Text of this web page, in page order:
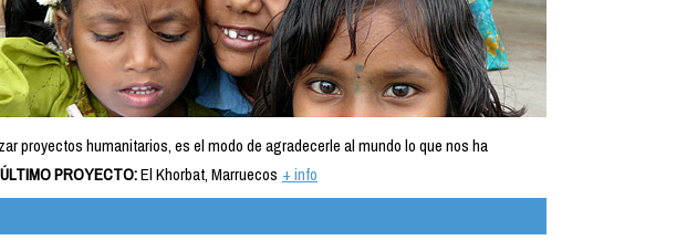
proyectos humanitarios, es el modo de agradecerle al mundo lo que nos ha
ÚLTIMO PROYECTO:El Khorbat, Marruecos + info